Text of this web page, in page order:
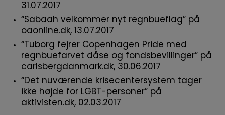
31.07.2017
“Sabaah velkommer nyt regnbueflag” på
oaonline.dk, 13.07.2017
“Tuborg fejrer Copenhagen Pride med
regnbuefarvet dåse og fondsbevillinger” på
carlsbergdanmark.dk, 30.06.2017
“Det nuværende krisecentersystem tager
ikke højde for LGBT-personer” på
aktivisten.dk, 02.03.2017